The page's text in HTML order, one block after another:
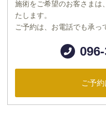
施術をご希望のお客さまは
たします。
ご予約は、お電話でも承っ
ご予